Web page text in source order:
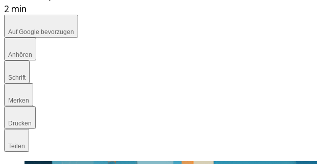
2 min
Auf Google bevorzugen
Anhören
Schrift
Merken
Drucken
Teilen